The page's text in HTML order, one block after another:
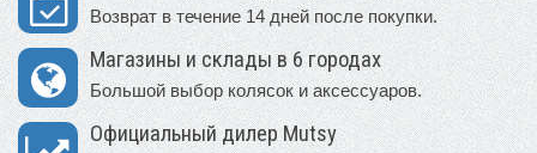
Возврат в течение 14 дней после покупки.
Магазины и склады в 6 городах
Большой выбор колясок и аксессуаров.
Официальный дилер Mutsy